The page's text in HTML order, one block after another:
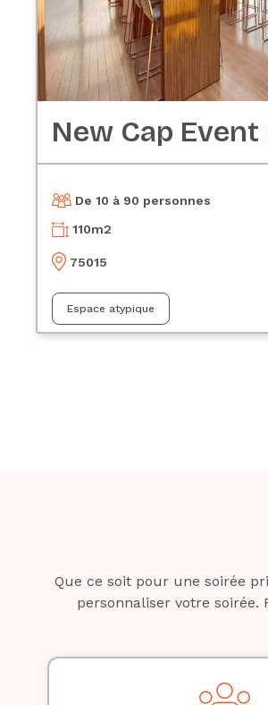
New Cap
De 10 à 90 personnes
110m2
75015
Espace atypique
Que ce soit pour une soirée
personnaliser votre